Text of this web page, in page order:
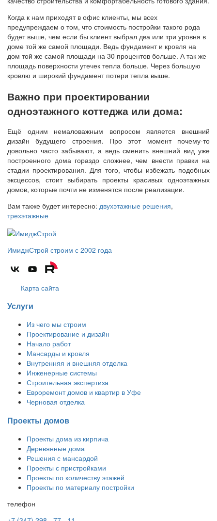
Когда к нам приходят в офис клиенты, мы всех
предупреждаем о том, что стоимость постройки такого рода
будет выше, чем если бы клиент выбрал два или три уровня в
доме той же самой площади. Ведь фундамент и кровля на
дом той же самой площади на 30 процентов больше. А так же
площадь поверхности утечек тепла больше. Через большую
кровлю и широкий фундамент потери тепла выше.
Важно при проектировании
одноэтажного коттеджа или дома:
Ещё одним немаловажным вопросом является внешний
дизайн будущего строения. Про этот момент почему-то
довольно часто забывают, а ведь сменить внешний вид уже
построенного дома гораздо сложнее, чем внести правки на
стадии проектирования. Для того, чтобы избежать подобных
эксцессов, стоит выбирать проекты красивых одноэтажных
домов, которые почти не изменятся после реализации.
Вам также будет интересно: двухэтажные решения,
трехэтажные
ИмиджСтрой строим с 2002 года
Карта сайта
Услуги
Из чего мы строим
Проектирование и дизайн
Начало работ
Мансарды и кровля
Внутренняя и внешняя отделка
Инженерные системы
Строительная экспертиза
Евроремонт домов и квартир в Уфе
Черновая отделка
Проекты домов
Проекты дома из кирпича
Деревянные дома
Решения с мансардой
Проекты с пристройками
Проекты по количеству этажей
Проекты по материалу постройки
телефон